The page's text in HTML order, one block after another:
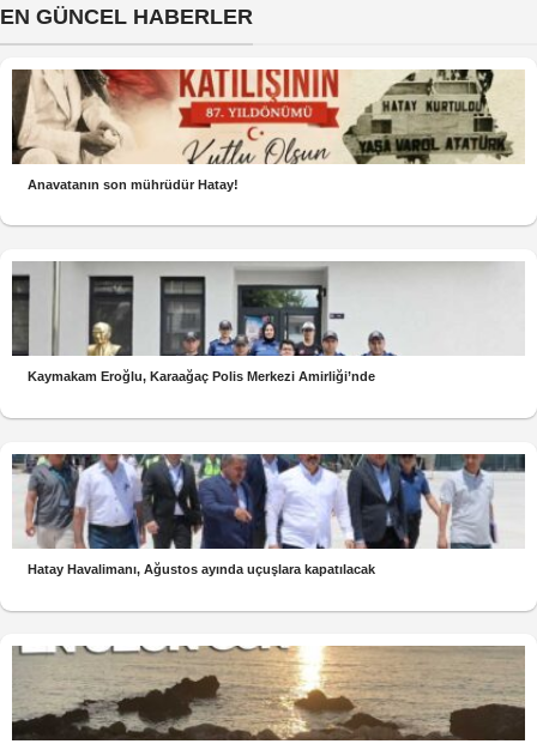
EN GÜNCEL HABERLER
Anavatanın son mührüdür Hatay!
Kaymakam Eroğlu, Karaağaç Polis Merkezi Amirliği’nde
Hatay Havalimanı, Ağustos ayında uçuşlara kapatılacak